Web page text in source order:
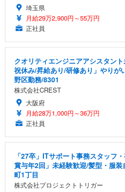
埼玉県
月給29万2,900円～55万円
正社員
クオリティエンジニアアシスタン
祝休み/昇給あり/研修あり」やりが
野区勤務/8301
株式会社CREST
大阪府
月給28万1,000円～36万円
正社員
「27卒」ITサポート事務スタッフ
賞与年2回」未経験歓迎/髪型・服
町1丁目
株式会社プロジェクトトリガー